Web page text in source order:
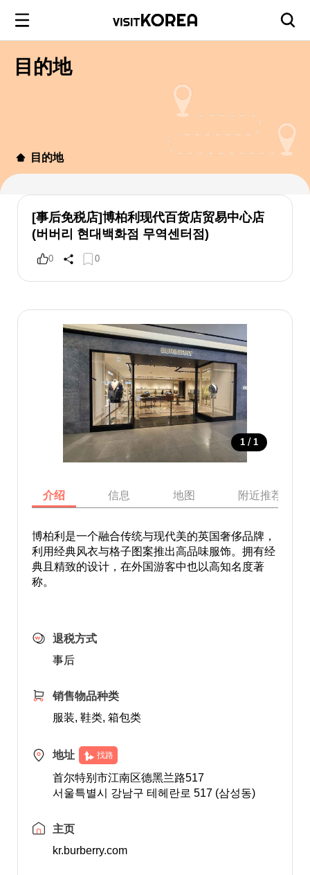
目的地
目的地
[事后免税店]博柏利现代百货店贸易中心店
(버버리 현대백화점 무역센터점)
0 0
1 / 1
介绍 信息 地图 附近推荐景点
博柏利是一个融合传统与现代美的英国奢侈品牌，
利用经典风衣与格子图案推出高品味服饰。拥有经
典且精致的设计，在外国游客中也以高知名度著
称。
退税方式
事后
销售物品种类
服装, 鞋类, 箱包类
地址 找路
首尔特别市江南区德黑兰路517
서울특별시 강남구 테헤란로 517 (삼성동)
主页
kr.burberry.com